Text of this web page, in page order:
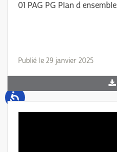
01 PAG PG Plan d ensemble
Publié le 29 janvier 2025